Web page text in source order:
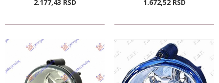
2.177,43 RSD 1.672,52 RSD